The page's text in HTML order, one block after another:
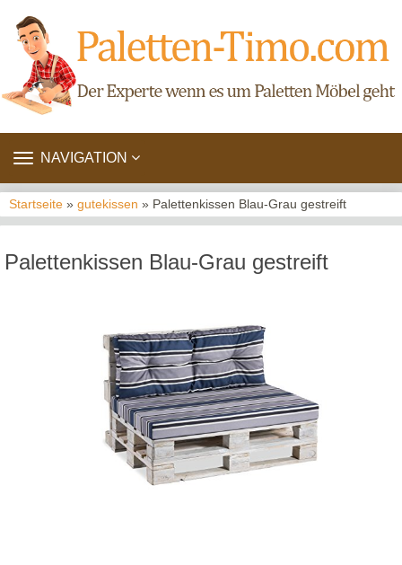
TOGGLE
NAVIGATION
Startseite » gutekissen » Palettenkissen Blau-Grau gestreift
Palettenkissen Blau-Grau gestreift